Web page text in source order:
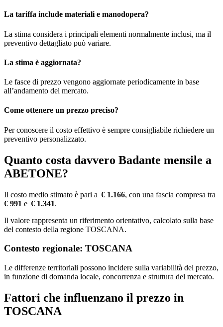
La tariffa include materiali e manodopera?
La stima considera i principali elementi normalmente inclusi, ma il
preventivo dettagliato può variare.
La stima è aggiornata?
Le fasce di prezzo vengono aggiornate periodicamente in base
all’andamento del mercato.
Come ottenere un prezzo preciso?
Per conoscere il costo effettivo è sempre consigliabile richiedere un
preventivo personalizzato.
Quanto costa davvero Badante mensile a
ABETONE?
Il costo medio stimato è pari a € 1.166, con una fascia compresa tra
€ 991 e € 1.341.
Il valore rappresenta un riferimento orientativo, calcolato sulla base
del contesto della regione TOSCANA.
Contesto regionale: TOSCANA
Le differenze territoriali possono incidere sulla variabilità del prezzo,
in funzione di domanda locale, concorrenza e struttura del mercato.
Fattori che influenzano il prezzo in
TOSCANA